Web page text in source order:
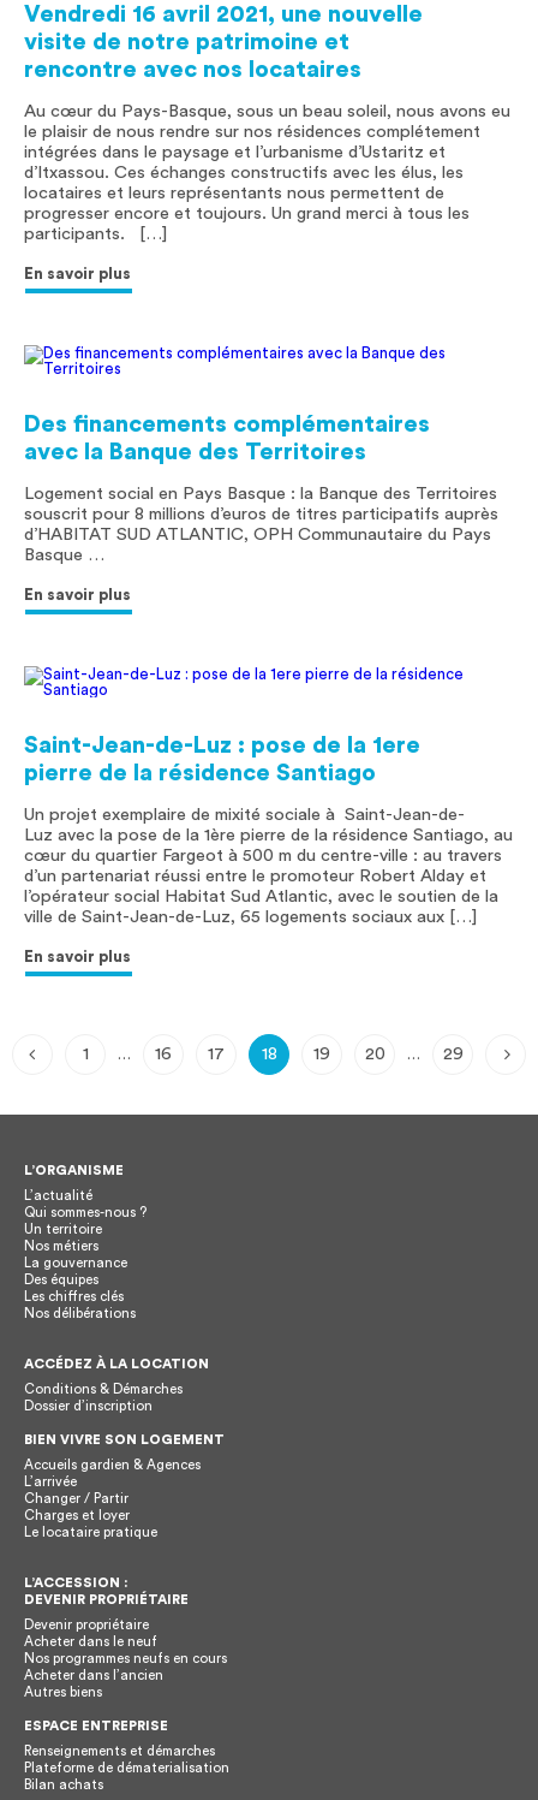
Vendredi 16 avril 2021, une nouvelle
visite de notre patrimoine et
rencontre avec nos locataires
Au cœur du Pays-Basque, sous un beau soleil, nous avons eu
le plaisir de nous rendre sur nos résidences complétement
intégrées dans le paysage et l’urbanisme d’Ustaritz et
d’Itxassou. Ces échanges constructifs avec les élus, les
locataires et leurs représentants nous permettent de
progresser encore et toujours. Un grand merci à tous les
participants. […]
En savoir plus
Des financements complémentaires
avec la Banque des Territoires
Logement social en Pays Basque : la Banque des Territoires
souscrit pour 8 millions d’euros de titres participatifs auprès
d’HABITAT SUD ATLANTIC, OPH Communautaire du Pays
Basque …
En savoir plus
Saint-Jean-de-Luz : pose de la 1ere
pierre de la résidence Santiago
Un projet exemplaire de mixité sociale à Saint-Jean-de-
Luz avec la pose de la 1ère pierre de la résidence Santiago, au
cœur du quartier Fargeot à 500 m du centre-ville : au travers
d’un partenariat réussi entre le promoteur Robert Alday et
l’opérateur social Habitat Sud Atlantic, avec le soutien de la
ville de Saint-Jean-de-Luz, 65 logements sociaux aux […]
En savoir plus
1 … 16 17 18 19 20 … 29
L’ORGANISME
L’actualité
Qui sommes-nous ?
Un territoire
Nos métiers
La gouvernance
Des équipes
Les chiffres clés
Nos délibérations
ACCÉDEZ À LA LOCATION
Conditions & Démarches
Dossier d’inscription
BIEN VIVRE SON LOGEMENT
Accueils gardien & Agences
L’arrivée
Changer / Partir
Charges et loyer
Le locataire pratique
L’ACCESSION :
DEVENIR PROPRIÉTAIRE
Devenir propriétaire
Acheter dans le neuf
Nos programmes neufs en cours
Acheter dans l’ancien
Autres biens
ESPACE ENTREPRISE
Renseignements et démarches
Plateforme de dématerialisation
Bilan achats